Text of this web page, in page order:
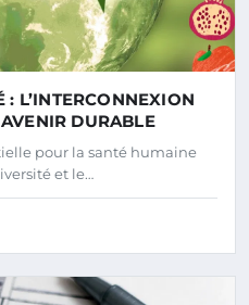
: L’INTERCONNEXION
DURABLE
pour la santé humaine
et le…